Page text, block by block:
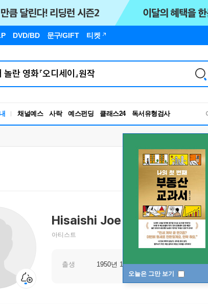
DVD/BD 문구/GIFT 티켓
채널예스 사락 예스펀딩 클래스24
RBTI Lab
독서유형검사
오늘은 그만 보기
Hisaishi Joe 히사이시 조
久石讓
아티스트
출생 1950년 12월 06일